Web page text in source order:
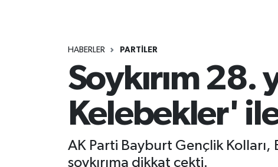
HABERLER PARTILER
Soykırım 28.
Kelebekler' ile
AK Parti Bayburt Gençlik
soykırıma dikkat çekti.
Süper Lig Puan Durumu ve Fikstür
Son Dakika Haberleri
Haber Arşivi